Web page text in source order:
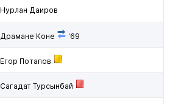
Нурлан Даиров
Драмане Коне '69
Егор Потапов
Сагадат Турсынбай